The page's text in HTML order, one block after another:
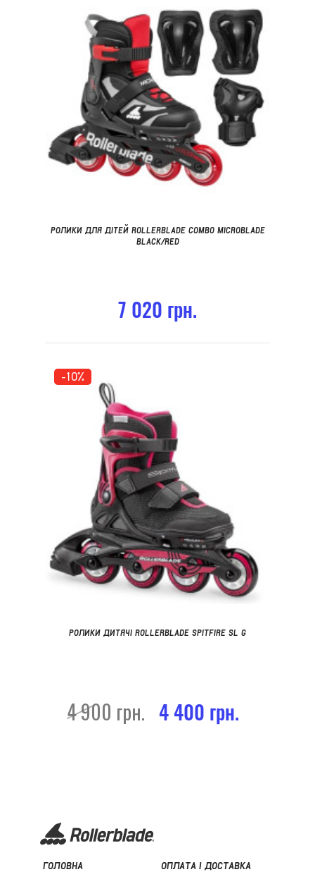
РОЛИКИ ДЛЯ ДІТЕЙ ROLLERBLADE COMBO MICROBLADE
BLACK/RED
7 020 грн.
-10%
РОЛИКИ ДИТЯЧІ ROLLERBLADE SPITFIRE SL G
4 900 грн. 4 400 грн.
ГОЛОВНА
ОПЛАТА І ДОСТАВКА